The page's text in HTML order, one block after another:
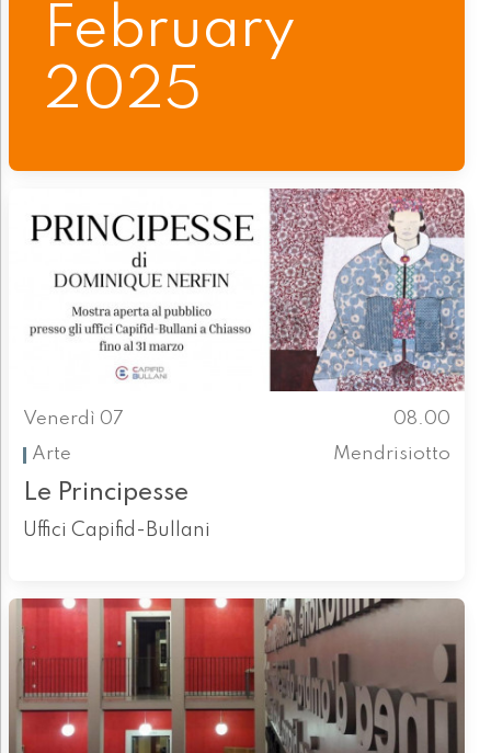
February
2025
Venerdì 07
08.00
Arte
Mendrisiotto
Le Principesse
Uffici Capifid-Bullani